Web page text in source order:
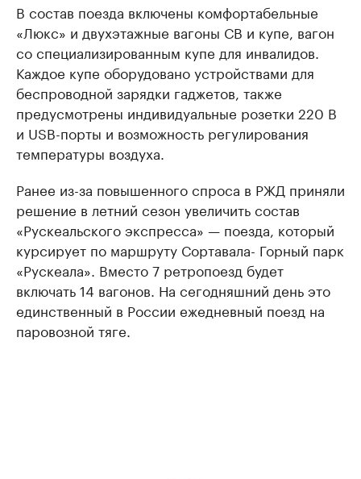
В состав поезда включены комфортабельные
«Люкс» и двухэтажные вагоны СВ и купе, вагон
со специализированным купе для инвалидов.
Каждое купе оборудовано устройствами для
беспроводной зарядки гаджетов, также
предусмотрены индивидуальные розетки 220 В
и USB-порты и возможность регулирования
температуры воздуха.
Ранее из-за повышенного спроса в РЖД приняли
решение в летний сезон увеличить состав
«Рускеальского экспресса» — поезда, который
курсирует по маршруту Сортавала- Горный парк
«Рускеала». Вместо 7 ретропоезд будет
включать 14 вагонов. На сегодняшний день это
единственный в России ежедневный поезд на
паровозной тяге.